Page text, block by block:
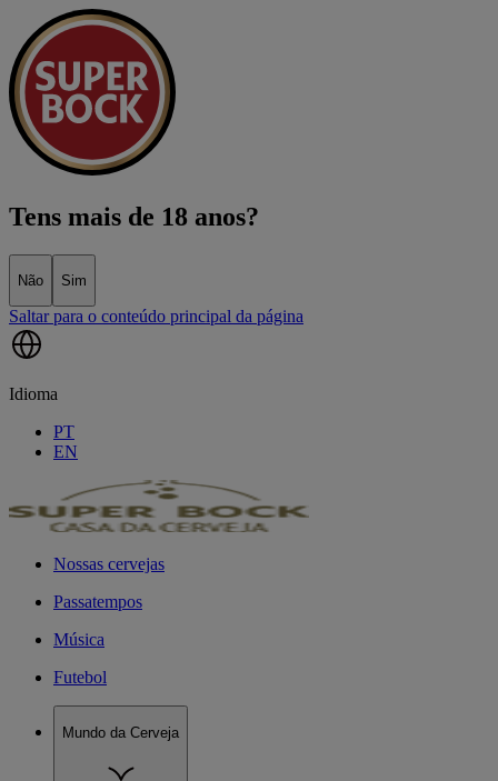
Tens mais de 18 anos?
Não Sim
Saltar para o conteúdo principal da página
Idioma
PT
EN
Nossas cervejas
Passatempos
Música
Futebol
Mundo da Cerveja